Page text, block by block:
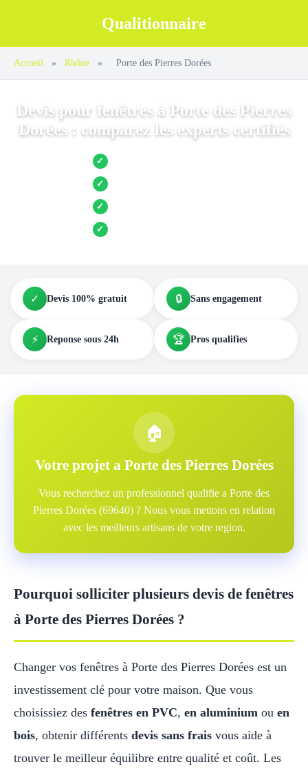
Qualitionnaire
Accueil » Rhône » Porte des Pierres Dorées
Devis pour fenêtres à Porte des Pierres
Dorées : comparez les experts certifiés
✓ Jusqu’à 3 devis comparés
✓ Entreprises locales vérifiées
✓ Pose garantie
✓ Aides et primes incluses
✓ Devis 100% gratuit 🔒 Sans engagement
⚡ Reponse sous 24h 🏆 Pros qualifies
🏠
Votre projet a Porte des Pierres Dorées
Vous recherchez un professionnel qualifie a Porte des
Pierres Dorées (69640) ? Nous vous mettons en relation
avec les meilleurs artisans de votre region.
Pourquoi solliciter plusieurs devis de fenêtres
à Porte des Pierres Dorées ?
Changer vos fenêtres à Porte des Pierres Dorées est un
investissement clé pour votre maison. Que vous
choisissiez des fenêtres en PVC, en aluminium ou en
bois, obtenir différents devis sans frais vous aide à
trouver le meilleur équilibre entre qualité et coût. Les